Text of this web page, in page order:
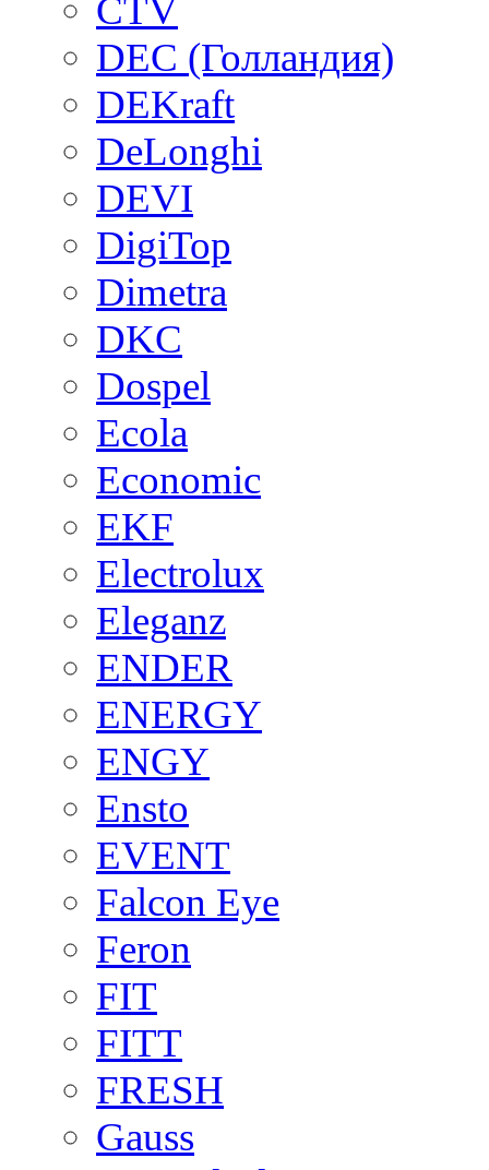
CTV
DEC (Голландия)
DEKraft
DeLonghi
DEVI
DigiTop
Dimetra
DKC
Dospel
Ecola
Economic
EKF
Electrolux
Eleganz
ENDER
ENERGY
ENGY
Ensto
EVENT
Falcon Eye
Feron
FIT
FITT
FRESH
Gauss